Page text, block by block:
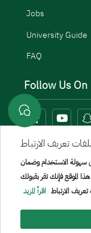
Jobs
University Guide
FAQ
Follow Us On
Menu
sitemap
تعريف الارتباط
سهولة الاستخدام وضمان
الموقع فإنك تقر بقبولك
الارتباط اقرأ المزيد